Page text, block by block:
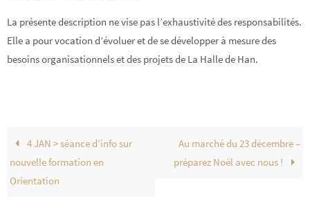
La présente description ne vise pas l’exhaustivité des responsabilités.
Elle a pour vocation d’évoluer et de se développer à mesure des
besoins organisationnels et des projets de La Halle de Han.
4 JAN > séance d’info sur
nouvelle formation en
Orientation
Au marché du 23 décembre –
préparez Noël avec nous !